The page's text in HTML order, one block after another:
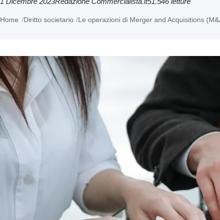
Home Diritto societario Le operazioni di Merger and Acquisitions